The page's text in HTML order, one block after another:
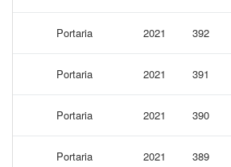
Portaria 2021 392
Portaria 2021 391
Portaria 2021 390
Portaria 2021 389